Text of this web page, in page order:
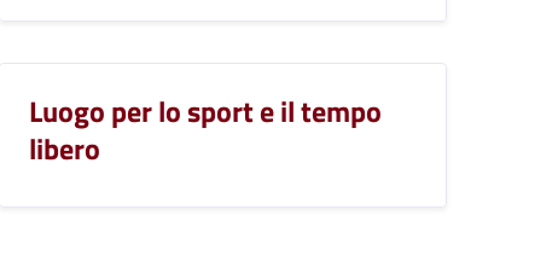
Luogo per lo sport e il tempo
libero